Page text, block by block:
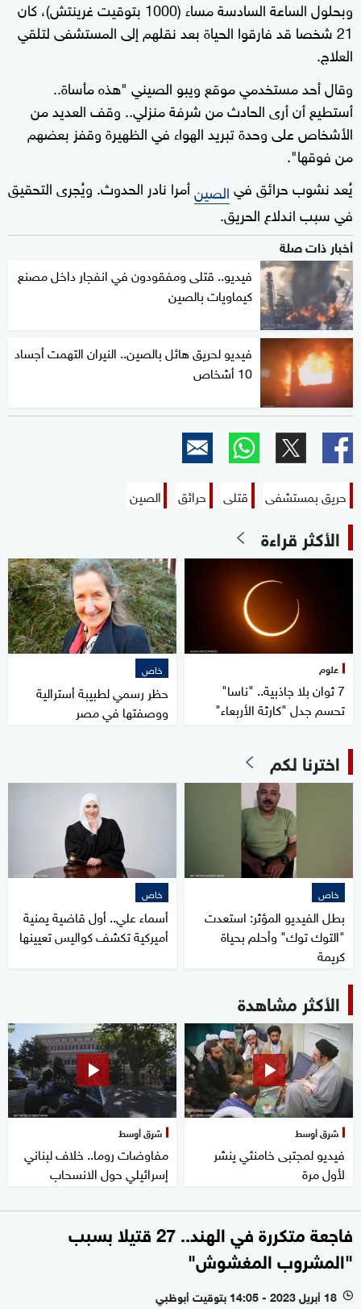
وبحلول الساعة السادسة مساء (1000 بتوقيت غرينتش)، كان
21 شخصا قد فارقوا الحياة بعد نقلهم إلى المستشفى لتلقي
العلاج.
وقال أحد مستخدمي موقع ويبو الصيني "هذه مأساة..
أستطيع أن أرى الحادث من شرفة منزلي.. وقف العديد من
الأشخاص على وحدة تبريد الهواء في الظهيرة وقفز بعضهم
من فوقها".
يُعد نشوب حرائق فيالصينأمرا نادر الحدوث. ويُجرى التحقيق
في سبب اندلاع الحريق.
أخبار ذات صلة
فيديو.. قتلى ومفقودون في انفجار داخل مصنع
كيماويات بالصين
فيديو لحريق هائل بالصين.. النيران التهمت أجساد
10 أشخاص
حريق بمستشفى قتلى حرائق الصين
الأكثر قراءة
علوم
7 ثوان بلا جاذبية.. "ناسا"
تحسم جدل "كارثة الأربعاء"
خاص
حظر رسمي لطبيبة أسترالية
ووصفتها في مصر
اخترنا لكم
خاص
بطل الفيديو المؤثر: استعدت
"التوك توك" وأحلم بحياة
كريمة
خاص
أسماء علي.. أول قاضية يمنية
أميركية تكشف كواليس تعيينها
الأكثر مشاهدة
شرق أوسط
فيديو لمجتبى خامنئي ينشر
لأول مرة
شرق أوسط
مفاوضات روما.. خلاف لبناني
إسرائيلي حول الانسحاب
فاجعة متكررة في الهند.. 27 قتيلا بسبب
"المشروب المغشوش"
l 18 أبريل 2023 - 14:05 بتوقيت أبوظبي